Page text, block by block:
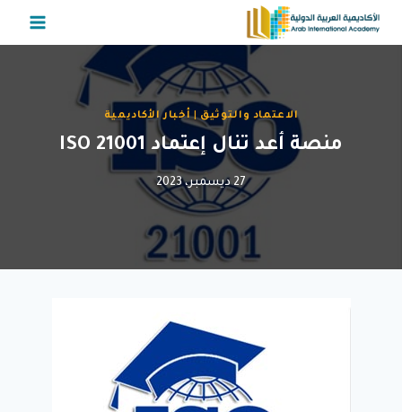
التجاوز
الاعتماد والتوثيق|أخبار الأكاديمية
منصة أعد تنال إعتماد ISO 21001
27 ديسمبر، 2023